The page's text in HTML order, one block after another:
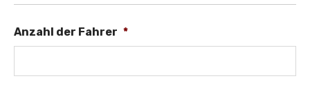
Anzahl der Fahrer *